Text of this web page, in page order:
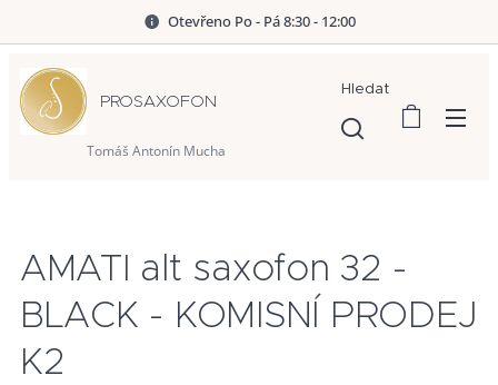
Otevřeno Po - Pá 8:30 - 12:00
PROSAXOFON
Tomáš Antonín Mucha
Hledat
AMATI alt saxofon 32 -
BLACK - KOMISNÍ PRODEJ
K2